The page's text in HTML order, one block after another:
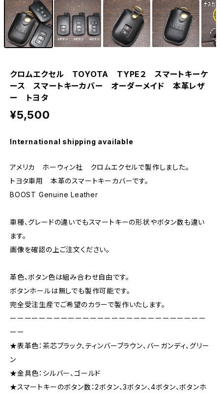
クロムエクセル TOYOTA TYPE２ スマートキーケ
ース スマートキーカバー オーダーメイド 本革レザ
ー トヨタ
¥5,500
International shipping available
アメリカ ホーウィン社 クロムエクセルで製作しました。
トヨタ車用 本革のスマートキーカバーです。
BOOST Genuine Leather
車種、グレードの違いでもスマートキーの形状やボタン数も違い
ます。
画像を確認の上ご注文ください。
革色、ボタン色は組み合わせ自由です。
ボタンホールは無しでも製作可能です。
完全受注生産でご希望のカラーで製作いたします。
ーーーーーーーーーーーーーーーーーーーーーーーーーーー
ーー
★表革色：茶芯ブラック、ティンバーブラウン、バーガンディ、グリー
ン
★金具色：シルバー、ゴールド
★スマートキーのボタン数：2ボタン、3ボタン、4ボタン、ボタンホ